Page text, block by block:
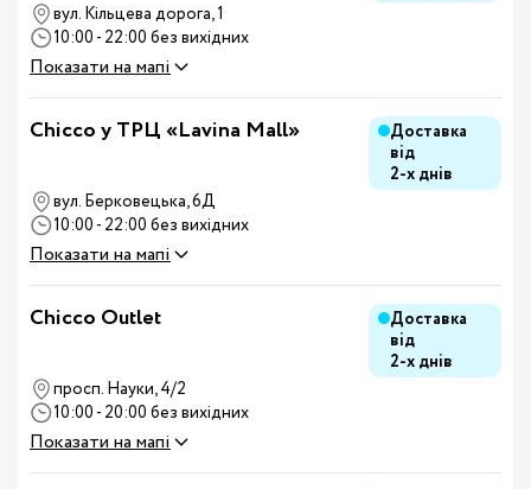
вул. Кільцева дорога, 1
10:00 - 22:00 без вихідних
Показати на мапі
Chicco у ТРЦ «Lavina Mall»
Доставка
від
2-х днів
вул. Берковецька, 6Д
10:00 - 22:00 без вихідних
Показати на мапі
Chicco Outlet
Доставка
від
2-х днів
просп. Науки, 4/2
10:00 - 20:00 без вихідних
Показати на мапі